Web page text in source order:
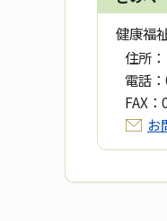
健康福
住所：
電話：
FAX：
お